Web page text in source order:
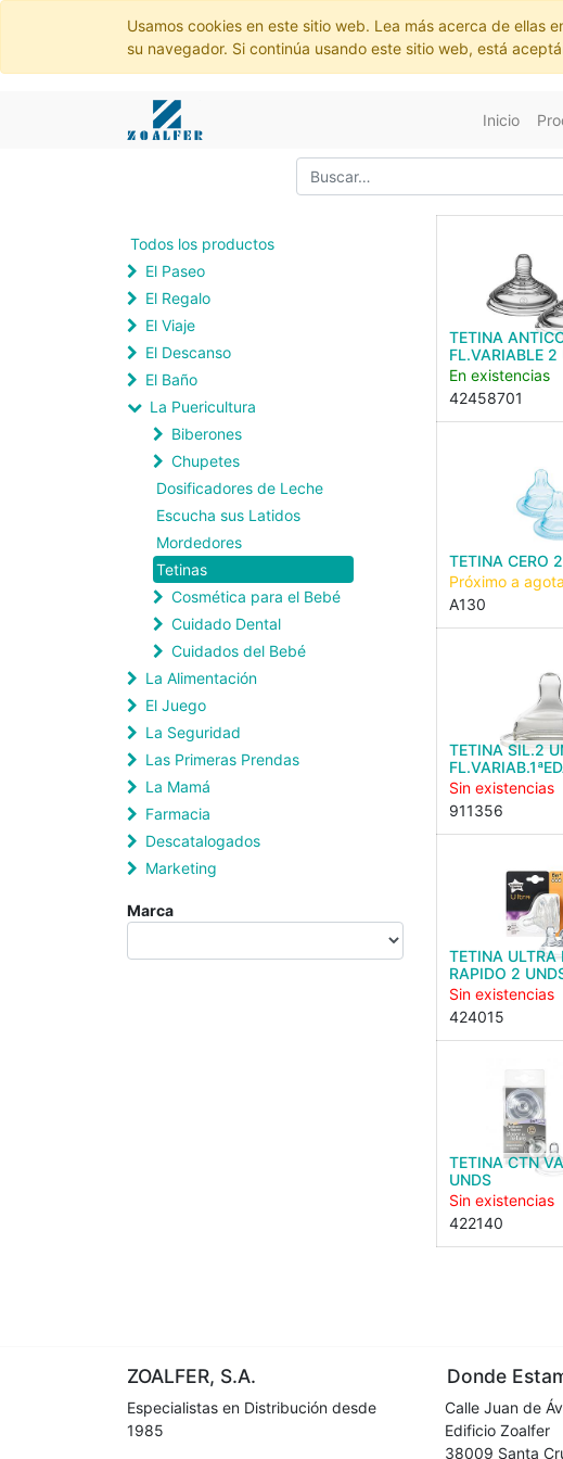
Usamos cookies en este sitio web. Lea más acerca de ellas
su navegador. Si continúa usando este sitio web, está
Inicio
Todos los productos
El Paseo
El Regalo
El Viaje
El Descanso
El Baño
La Puericultura
Biberones
Chupetes
Dosificadores de Leche
Escucha sus Latidos
Mordedores
Tetinas
Cosmética para el Bebé
Cuidado Dental
Cuidados del Bebé
La Alimentación
El Juego
La Seguridad
Las Primeras Prendas
La Mamá
Farmacia
Descatalogados
Marketing
Marca
TETINA
FL.VARIABLE 2
En existencias
42458701
TETINA CERO
Próximo a
A130
TETINA SIL.2
Sin existencias
911356
TETINA ULTRA
RAPIDO 2
Sin existencias
424015
TETINA CTN
UNDS
Sin existencias
422140
ZOALFER, S.A.
Especialistas en Distribución desde
1985
Donde
Calle Juan de
Edificio Zoalfer
38009 Santa